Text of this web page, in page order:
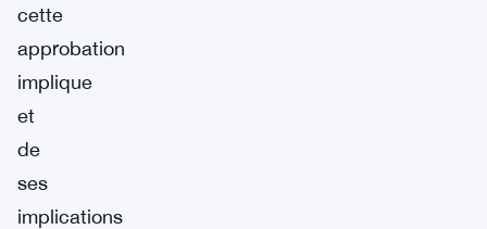
cette
approbation
implique
et
de
ses
implications